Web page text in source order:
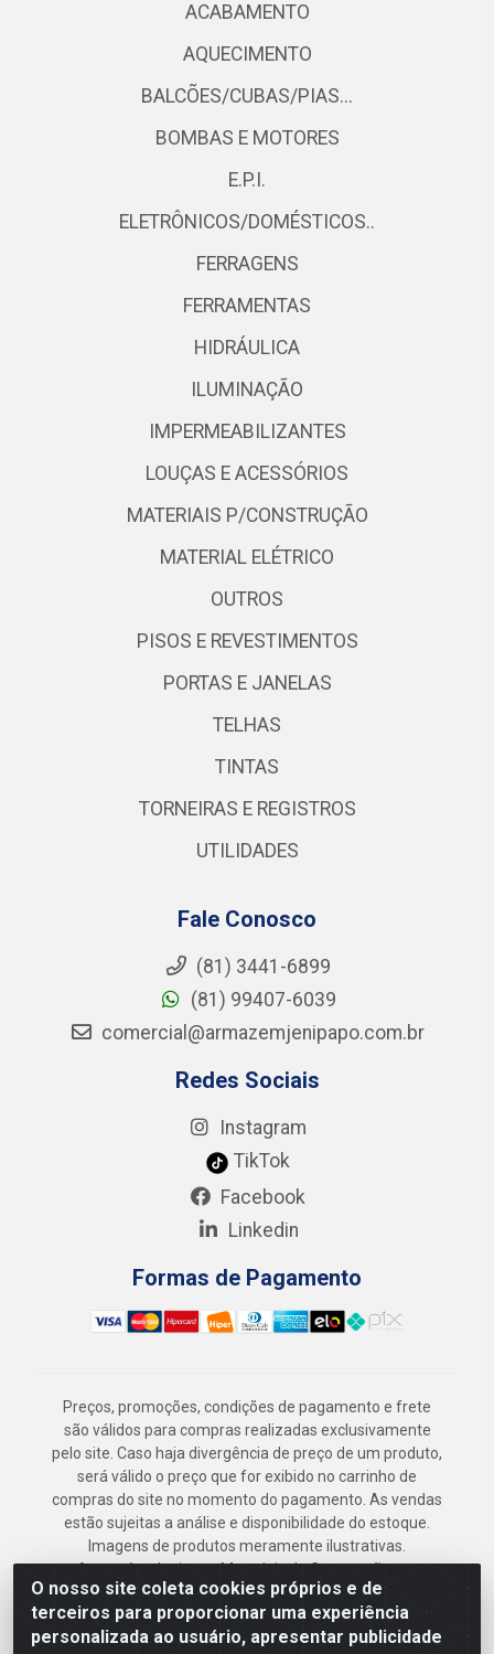
O nosso site coleta cookies próprios e de
terceiros para proporcionar uma experiência
personalizada ao usuário, apresentar publicidade
ACABAMENTO
AQUECIMENTO
BALCÕES/CUBAS/PIAS...
BOMBAS E MOTORES
E.P.I.
ELETRÔNICOS/DOMÉSTICOS..
FERRAGENS
FERRAMENTAS
HIDRÁULICA
ILUMINAÇÃO
IMPERMEABILIZANTES
LOUÇAS E ACESSÓRIOS
MATERIAIS P/CONSTRUÇÃO
MATERIAL ELÉTRICO
OUTROS
PISOS E REVESTIMENTOS
PORTAS E JANELAS
TELHAS
TINTAS
TORNEIRAS E REGISTROS
UTILIDADES
Fale Conosco
(81) 3441-6899
(81) 99407-6039
comercial@armazemjenipapo.com.br
Redes Sociais
Instagram
TikTok
Facebook
Linkedin
Formas de Pagamento
Preços, promoções, condições de pagamento e frete
são válidos para compras realizadas exclusivamente
pelo site. Caso haja divergência de preço de um produto,
será válido o preço que for exibido no carrinho de
compras do site no momento do pagamento. As vendas
estão sujeitas a análise e disponibilidade do estoque.
Imagens de produtos meramente ilustrativas.
Armazém Jenipapo Materiais de Construção em
Geral LTDA - Rua das Flores, 2691 - Guabiraba,
Recife/PE - CEP 52.291-630 - CNPJ
41.097.379/0001-